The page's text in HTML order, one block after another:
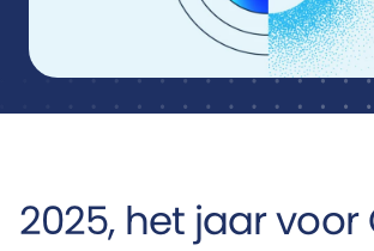
Runtime Calculator
2025, het jaar voor